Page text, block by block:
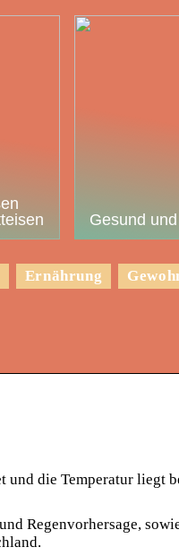
Gesund
Ernährung
die Temperatur liegt
Regenvorhersage,